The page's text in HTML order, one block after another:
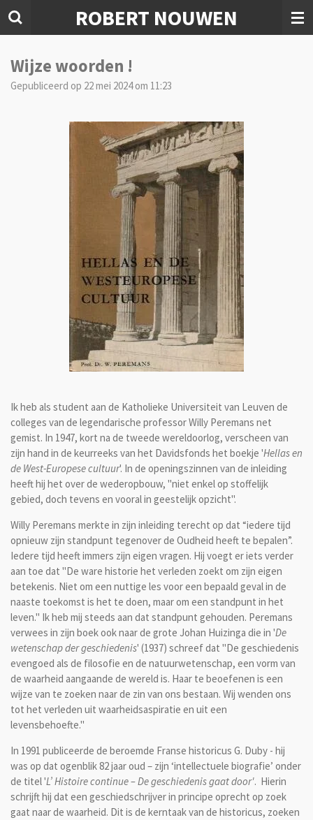
Ga
de
hoofdinhoud
ROBERT NOUWEN
Wijze woorden !
Gepubliceerd op 22 mei 2024 om 11:23
Ik heb als student aan de Katholieke Universiteit van Leuven de
colleges van de legendarische professor Willy Peremans net
gemist. In 1947, kort na de tweede wereldoorlog, verscheen van
zijn hand in de keurreeks van het Davidsfonds het boekje 'Hellas en
de West-Europese cultuur'. In de openingszinnen van de inleiding
heeft hij het over de wederopbouw, "niet enkel op stoffelijk
gebied, doch tevens en vooral in geestelijk opzicht".
Willy Peremans merkte in zijn inleiding terecht op dat “iedere tijd
opnieuw zijn standpunt tegenover de Oudheid heeft te bepalen”.
Iedere tijd heeft immers zijn eigen vragen. Hij voegt er iets verder
aan toe dat "De ware historie het verleden zoekt om zijn eigen
betekenis. Niet om een nuttige les voor een bepaald geval in de
naaste toekomst is het te doen, maar om een standpunt in het
leven." Ik heb mij steeds aan dat standpunt gehouden. Peremans
verwees in zijn boek ook naar de grote Johan Huizinga die in 'De
wetenschap der geschiedenis' (1937) schreef dat "De geschiedenis
evengoed als de filosofie en de natuurwetenschap, een vorm van
de waarheid aangaande de wereld is. Haar te beoefenen is een
wijze van te zoeken naar de zin van ons bestaan. Wij wenden ons
tot het verleden uit waarheidsaspiratie en uit een
levensbehoefte."
In 1991 publiceerde de beroemde Franse historicus G. Duby - hij
was op dat ogenblik 82 jaar oud – zijn ‘intellectuele biografie’ onder
de titel 'L’ Histoire continue – De geschiedenis gaat door'. Hierin
schrijft hij dat een geschiedschrijver in principe oprecht op zoek
gaat naar de waarheid. Dit is de kerntaak van de historicus, zoeken